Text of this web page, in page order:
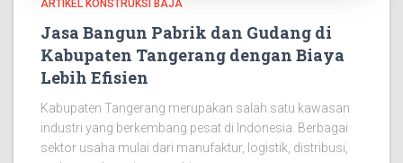
ARTIKEL KONSTRUKSI BAJA
Jasa Bangun Pabrik dan Gudang di
Kabupaten Tangerang dengan Biaya
Lebih Efisien
Kabupaten Tangerang merupakan salah satu kawasan
industri yang berkembang pesat di Indonesia. Berbagai
sektor usaha mulai dari manufaktur, logistik, distribusi,